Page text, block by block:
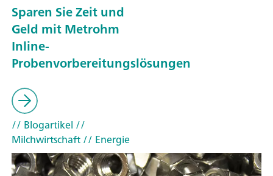
Sparen Sie Zeit und
Geld mit Metrohm
Inline-
Probenvorbereitungslösungen
// Blogartikel //
Milchwirtschaft// Energie